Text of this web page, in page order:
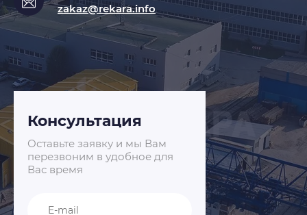
zakaz@rekara.info
Консультация
Оставьте заявку и мы Вам
перезвоним в удобное для
Вас время